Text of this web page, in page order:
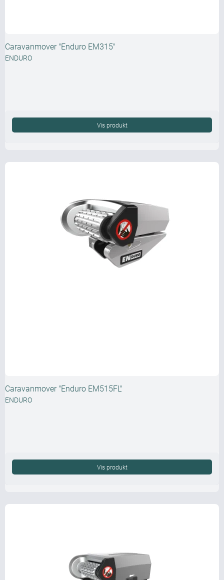
Caravanmover "Enduro EM315"
ENDURO
Vis produkt
Caravanmover "Enduro EM515FL"
ENDURO
Vis produkt